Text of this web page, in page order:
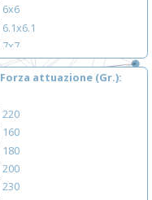
6x6
6.1x6.1
7x7
8x8
10x10
7.4x7.4
12x12
Forza attuazione (Gr.)
220
160
180
200
230